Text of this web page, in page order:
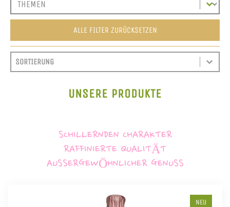
ALLE FILTER ZURÜCKSETZEN
SORTIEREN
SORT CONTENT
SORT CONTENT
UNSERE PRODUKTE
SCHILLERNDEN CHARAKTER
RAFFINIERTE QUALITÄT
AUSSERGEWÖHNLICHER GENUSS
NEU